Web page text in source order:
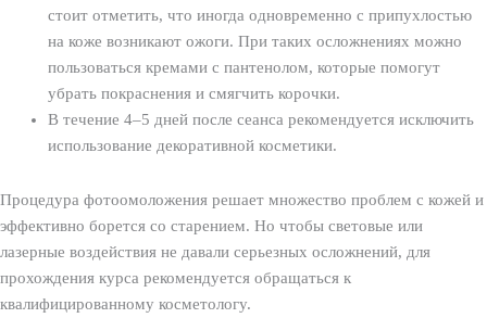
стоит отметить, что иногда одновременно с припухлостью
на коже возникают ожоги. При таких осложнениях можно
пользоваться кремами с пантенолом, которые помогут
убрать покраснения и смягчить корочки.
В течение 4–5 дней после сеанса рекомендуется исключить
использование декоративной косметики.
Процедура фотоомоложения решает множество проблем с кожей и
эффективно борется со старением. Но чтобы световые или
лазерные воздействия не давали серьезных осложнений, для
прохождения курса рекомендуется обращаться к
квалифицированному косметологу.